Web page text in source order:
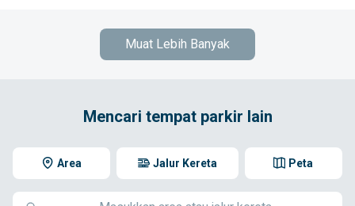
Muat Lebih Banyak
Mencari tempat parkir lain
Area Peta
Jalur Kereta